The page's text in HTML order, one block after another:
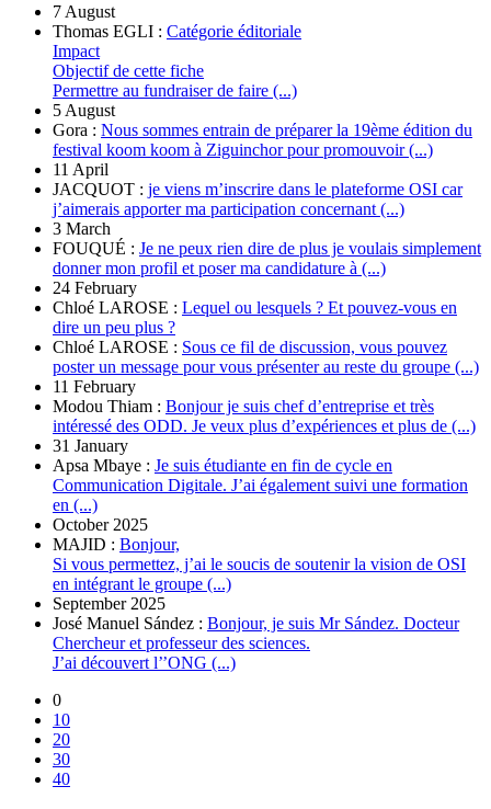
7 August
Thomas EGLI : Catégorie éditoriale
Impact
Objectif de cette fiche
Permettre au fundraiser de faire (...)
5 August
Gora : Nous sommes entrain de préparer la 19ème édition du
festival koom koom à Ziguinchor pour promouvoir (...)
11 April
JACQUOT : je viens m’inscrire dans le plateforme OSI car
j’aimerais apporter ma participation concernant (...)
3 March
FOUQUÉ : Je ne peux rien dire de plus je voulais simplement
donner mon profil et poser ma candidature à (...)
24 February
Chloé LAROSE : Lequel ou lesquels ? Et pouvez-vous en
dire un peu plus ?
Chloé LAROSE : Sous ce fil de discussion, vous pouvez
poster un message pour vous présenter au reste du groupe (...)
11 February
Modou Thiam : Bonjour je suis chef d’entreprise et très
intéressé des ODD. Je veux plus d’expériences et plus de (...)
31 January
Apsa Mbaye : Je suis étudiante en fin de cycle en
Communication Digitale. J’ai également suivi une formation
en (...)
October 2025
MAJID : Bonjour,
Si vous permettez, j’ai le soucis de soutenir la vision de OSI
en intégrant le groupe (...)
September 2025
José Manuel Sández : Bonjour, je suis Mr Sández. Docteur
Chercheur et professeur des sciences.
J’ai découvert l’’ONG (...)
0
10
20
30
40